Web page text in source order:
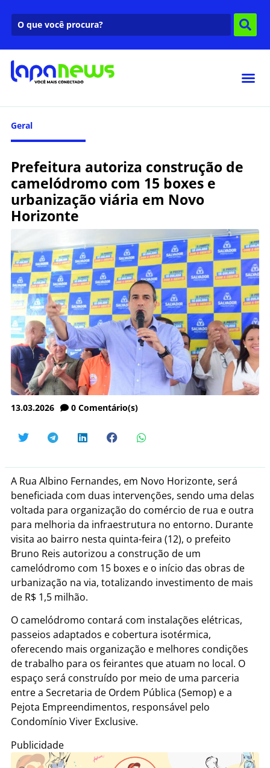
Geral
Prefeitura autoriza construção de
camelódromo com 15 boxes e
urbanização viária em Novo
Horizonte
13.03.2026 0 Comentário(s)
A Rua Albino Fernandes, em Novo Horizonte, será
beneficiada com duas intervenções, sendo uma delas
voltada para organização do comércio de rua e outra
para melhoria da infraestrutura no entorno. Durante
visita ao bairro nesta quinta-feira (12), o prefeito
Bruno Reis autorizou a construção de um
camelódromo com 15 boxes e o início das obras de
urbanização na via, totalizando investimento de mais
de R$ 1,5 milhão.
O camelódromo contará com instalações elétricas,
passeios adaptados e cobertura isotérmica,
oferecendo mais organização e melhores condições
de trabalho para os feirantes que atuam no local. O
espaço será construído por meio de uma parceria
entre a Secretaria de Ordem Pública (Semop) e a
Pejota Empreendimentos, responsável pelo
Condomínio Viver Exclusive.
Publicidade